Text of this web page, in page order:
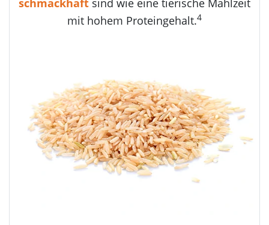
schmackhaft sind wie eine tierische Mahlzeit
mit hohem Proteingehalt.4